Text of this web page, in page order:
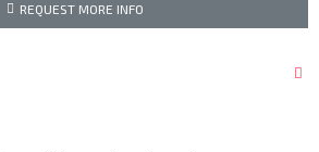
REQUEST MORE INFO